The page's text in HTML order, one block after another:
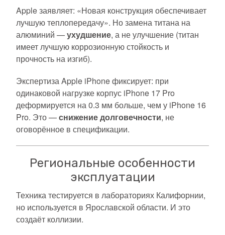
Apple заявляет: «Новая конструкция обеспечивает
лучшую теплопередачу». Но замена титана на
алюминий —ухудшение, а не улучшение (титан
имеет лучшую коррозионную стойкость и
прочность на изгиб).
Экспертиза Apple iPhone фиксирует: при
одинаковой нагрузке корпус iPhone 17 Pro
деформируется на 0.3 мм больше, чем у iPhone 16
Pro. Это —снижение долговечности, не
оговорённое в спецификации.
Региональные особенности
эксплуатации
Техника тестируется в лабораториях Калифорнии,
но используется в Ярославской области. И это
создаёт коллизии.